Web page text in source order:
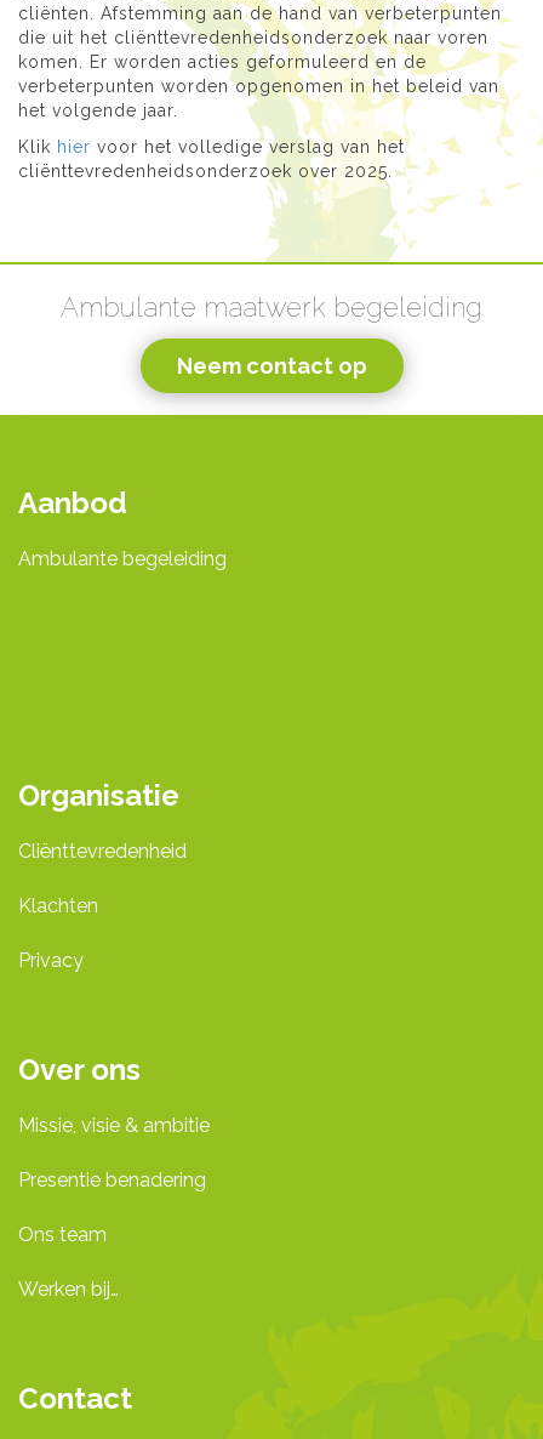
cliënten. Afstemming aan de hand van verbeterpunten
die uit het cliënttevredenheidsonderzoek naar voren
komen. Er worden acties geformuleerd en de
verbeterpunten worden opgenomen in het beleid van
het volgende jaar.
Klik hier voor het volledige verslag van het
cliënttevredenheidsonderzoek over 2025.
Ambulante maatwerk begeleiding
Neem contact op
Aanbod
Ambulante begeleiding
Organisatie
Cliënttevredenheid
Klachten
Privacy
Over ons
Missie, visie & ambitie
Presentie benadering
Ons team
Werken bij…
Contact